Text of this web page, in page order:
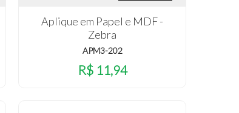
Aplique em Papel e MDF -
Zebra
APM3-202
R$ 11,94